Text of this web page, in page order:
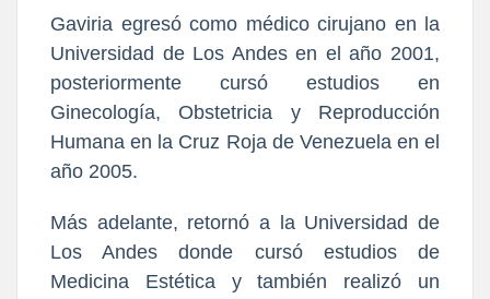
Gaviria egresó como médico cirujano en la
Universidad de Los Andes en el año 2001,
posteriormente cursó estudios en
Ginecología, Obstetricia y Reproducción
Humana en la Cruz Roja de Venezuela en el
año 2005.
Más adelante, retornó a la Universidad de
Los Andes donde cursó estudios de
Medicina Estética y también realizó un